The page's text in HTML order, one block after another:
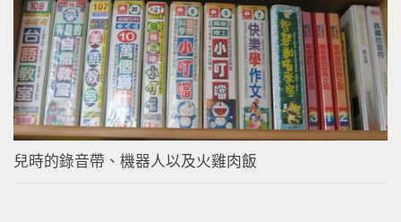
兒時的錄音帶、機器人以及火雞肉飯